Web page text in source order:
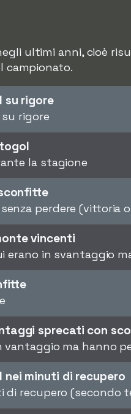
ultimi anni, cioè
campionato.
su rigore
rigore
la stagione
perdere (vittoria
vincenti
erano in svantaggio
sprecati con
ma hanno
nei minuti di recupero
di recupero (secondo